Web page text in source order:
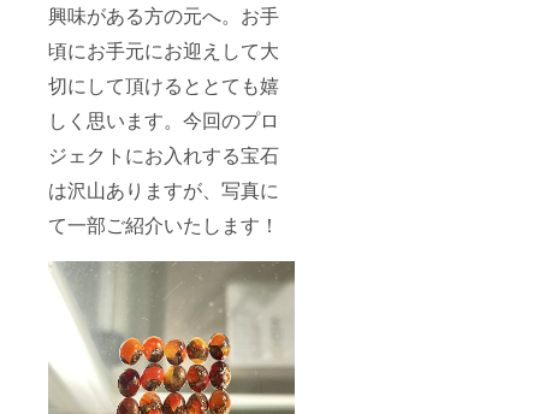
興味がある方の元へ。お手
頃にお手元にお迎えして大
切にして頂けるととても嬉
しく思います。今回のプロ
ジェクトにお入れする宝石
は沢山ありますが、写真に
て一部ご紹介いたします！